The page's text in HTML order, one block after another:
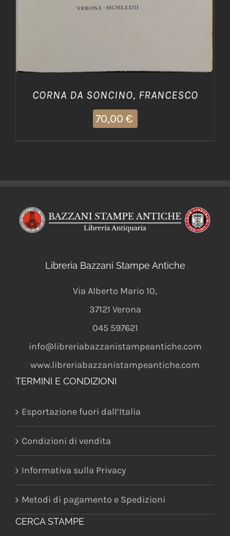
CORNA DA SONCINO, FRANCESCO
70,00 €
Libreria Bazzani Stampe Antiche
Via Alberto Mario 10,
37121 Verona
045 597621
info@libreriabazzanistampeantiche.com
www.libreriabazzanistampeantiche.com
TERMINI E CONDIZIONI
Esportazione fuori dall’Italia
Condizioni di vendita
Informativa sulla Privacy
Metodi di pagamento e Spedizioni
CERCA STAMPE